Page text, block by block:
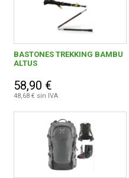
BASTONES TREKKING BAMBU
ALTUS
58,90 €
48,68 € sin IVA